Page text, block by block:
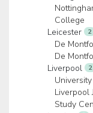
College
Leicester
2
De
De
Liverpool
2
Liverpool
Study